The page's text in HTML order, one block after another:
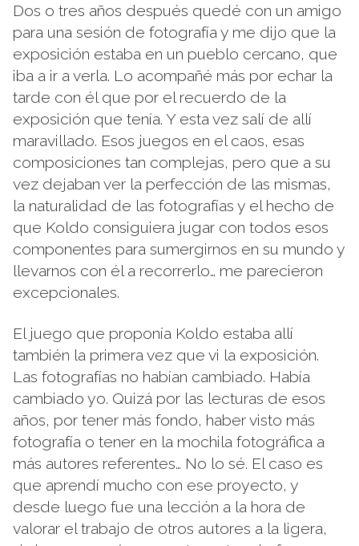
Dos o tres años después quedé con un amigo
para una sesión de fotografía y me dijo que la
exposición estaba en un pueblo cercano, que
iba a ir a verla. Lo acompañé más por echar la
tarde con él que por el recuerdo de la
exposición que tenía. Y esta vez salí de allí
maravillado. Esos juegos en el caos, esas
composiciones tan complejas, pero que a su
vez dejaban ver la perfección de las mismas,
la naturalidad de las fotografías y el hecho de
que Koldo consiguiera jugar con todos esos
componentes para sumergirnos en su mundo y
llevarnos con él a recorrerlo… me parecieron
excepcionales.
El juego que proponía Koldo estaba allí
también la primera vez que vi la exposición.
Las fotografías no habían cambiado. Había
cambiado yo. Quizá por las lecturas de esos
años, por tener más fondo, haber visto más
fotografía o tener en la mochila fotográfica a
más autores referentes… No lo sé. El caso es
que aprendí mucho con ese proyecto, y
desde luego fue una lección a la hora de
valorar el trabajo de otros autores a la ligera,